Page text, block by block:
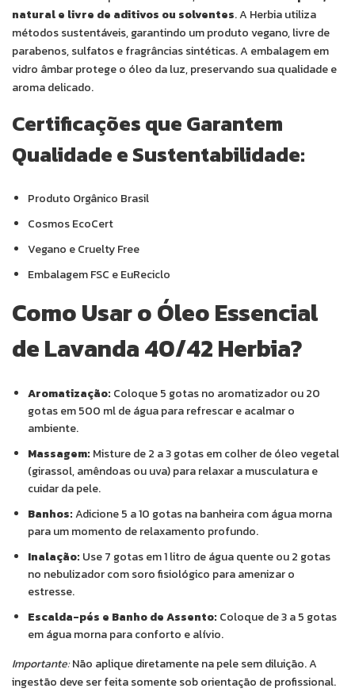
natural e livre de aditivos ou solventes. A Herbia utiliza
métodos sustentáveis, garantindo um produto vegano, livre de
parabenos, sulfatos e fragrâncias sintéticas. A embalagem em
vidro âmbar protege o óleo da luz, preservando sua qualidade e
aroma delicado.
Certificações que Garantem
Qualidade e Sustentabilidade:
Produto Orgânico Brasil
Cosmos EcoCert
Vegano e Cruelty Free
Embalagem FSC e EuReciclo
Como Usar o Óleo Essencial
de Lavanda 40/42 Herbia?
Aromatização: Coloque 5 gotas no aromatizador ou 20
gotas em 500 ml de água para refrescar e acalmar o
ambiente.
Massagem: Misture de 2 a 3 gotas em colher de óleo vegetal
(girassol, amêndoas ou uva) para relaxar a musculatura e
cuidar da pele.
Banhos:Adicione 5 a 10 gotas na banheira com água morna
para um momento de relaxamento profundo.
Inalação: Use 7 gotas em 1 litro de água quente ou 2 gotas
no nebulizador com soro fisiológico para amenizar o
estresse.
Escalda-pés e Banho de Assento: Coloque de 3 a 5 gotas
em água morna para conforto e alívio.
Importante:Não aplique diretamente na pele sem diluição. A
ingestão deve ser feita somente sob orientação de profissional.